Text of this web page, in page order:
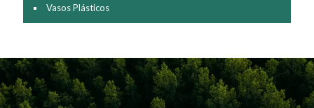
Vasos Plásticos